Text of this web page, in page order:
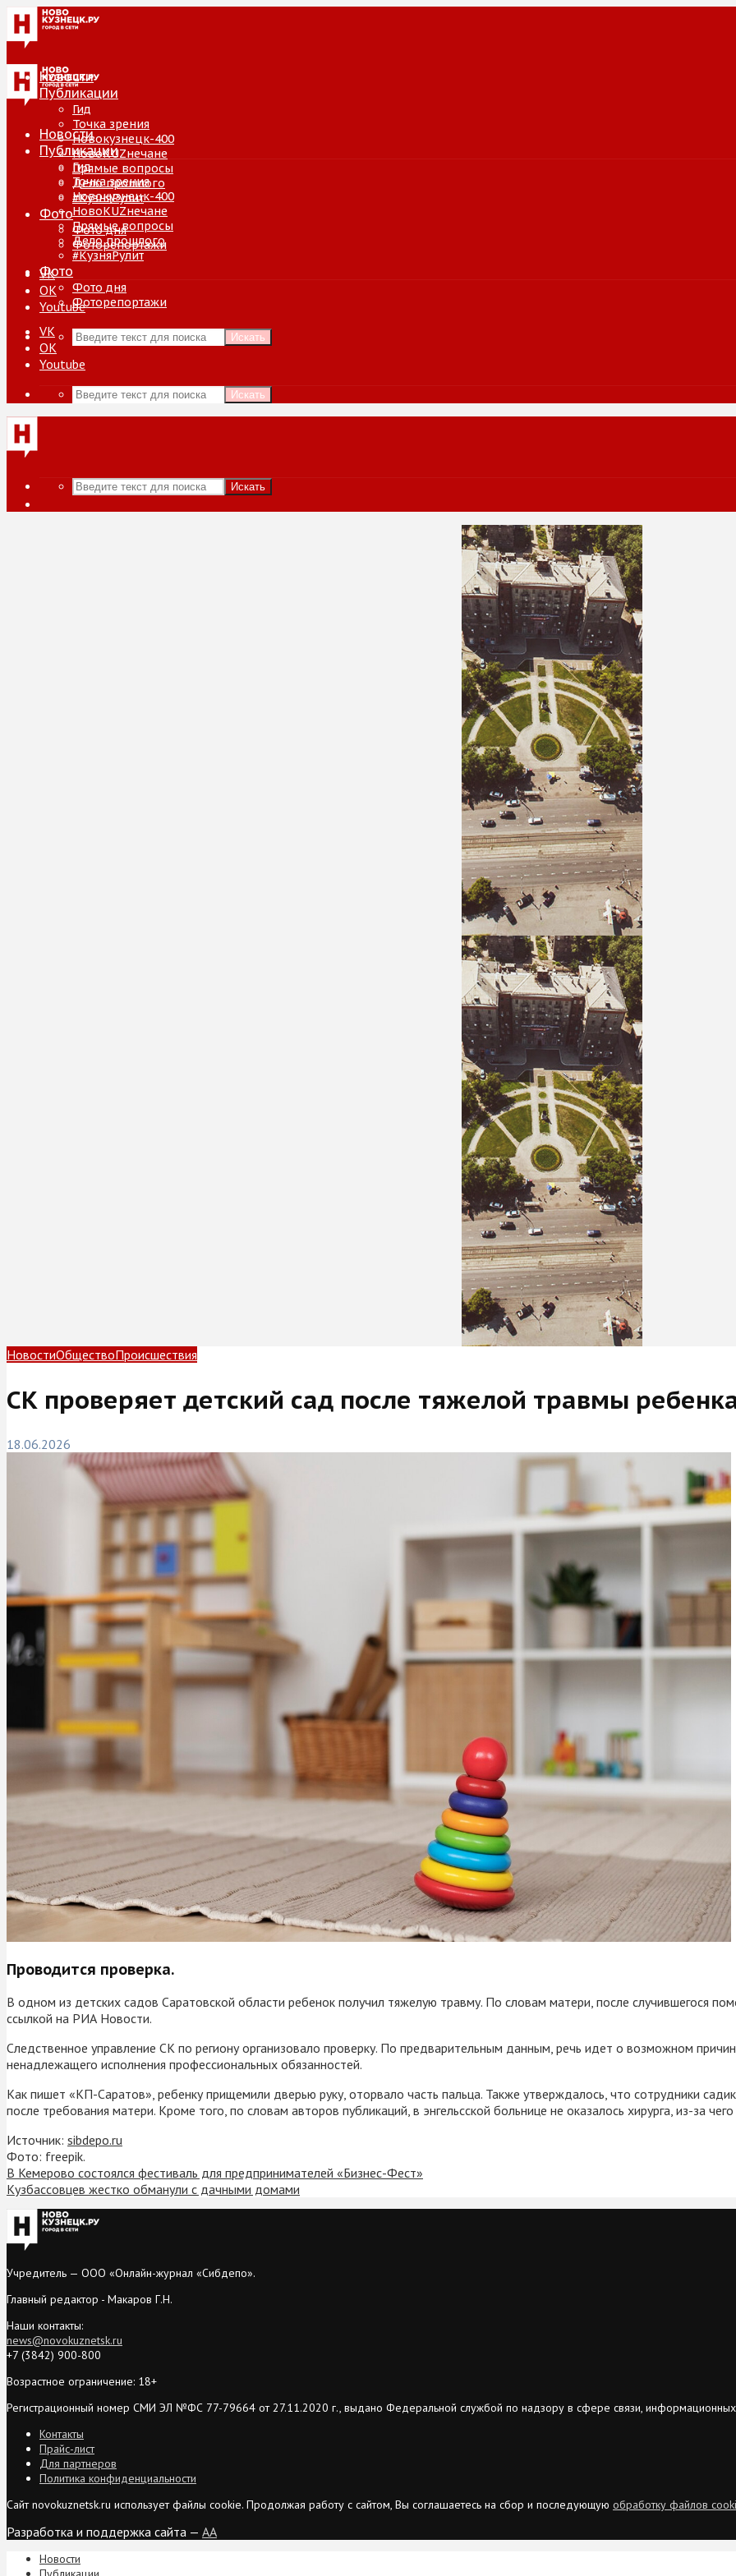
Новости
Публикации
Гид
Точка зрения
Новокузнецк-400
НовоKUZнечане
Прямые вопросы
Дело прошлого
#КузняРулит
Фото
Фото дня
Фоторепортажи
VK
ОК
Youtube
Искать
Новости
Публикации
Гид
Точка зрения
Новокузнецк-400
НовоKUZнечане
Прямые вопросы
Дело прошлого
#КузняРулит
Фото
Фото дня
Фоторепортажи
VK
ОК
Youtube
Искать
Искать
НовостиОбществоПроисшествия
СК проверяет детский сад после тяжелой травмы
18.06.2026
Проводится проверка.
В одном из детских садов Саратовской области ребенок получил тяжелую травму. По словам матери, после случившегося
ссылкой на РИА Новости.
Следственное управление СК по региону организовало проверку. По предварительным данным, речь идет о возможном
ненадлежащего исполнения профессиональных обязанностей.
Как пишет «КП-Саратов», ребенку прищемили дверью руку, оторвало часть пальца. Также утверждалось, что сотрудники
после требования матери. Кроме того, по словам авторов публикаций, в энгельсской больнице не оказалось хирурга, из-за
Источник: sibdepo.ru
Фото: freepik.
В Кемерово состоялся фестиваль для предпринимателей «Бизнес-Фест»
Кузбассовцев жестко обманули с дачными домами
Учредитель — ООО «Онлайн-журнал «Сибдепо».
Главный редактор - Макаров Г.Н.
Наши контакты:
news@novokuznetsk.ru
+7 (3842) 900-800
Возрастное ограничение: 18+
Регистрационный номер СМИ ЭЛ №ФС 77-79664 от 27.11.2020 г., выдано Федеральной службой по надзору в сфере связи, информационных
Контакты
Прайс-лист
Для партнеров
Политика конфиденциальности
Сайт novokuznetsk.ru использует файлы cookie. Продолжая работу с сайтом, Вы соглашаетесь на сбор и последующую обработку файлов
Разработка и поддержка сайта — AA
Новости